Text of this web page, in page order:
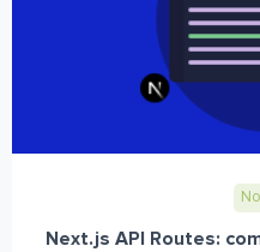
Next.js API Routes: